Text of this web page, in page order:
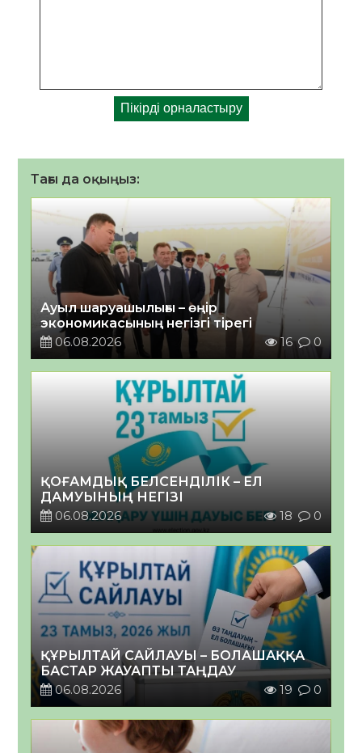
Тағы да оқыңыз:
Ауыл шаруашылығы – өңір
экономикасының негізгі тірегі
06.08.2026
16 0
ҚОҒАМДЫҚ БЕЛСЕНДІЛІК – ЕЛ
ДАМУЫНЫҢ НЕГІЗІ
06.08.2026
18 0
ҚҰРЫЛТАЙ САЙЛАУЫ – БОЛАШАҚҚА
БАСТАР ЖАУАПТЫ ТАҢДАУ
06.08.2026
19 0